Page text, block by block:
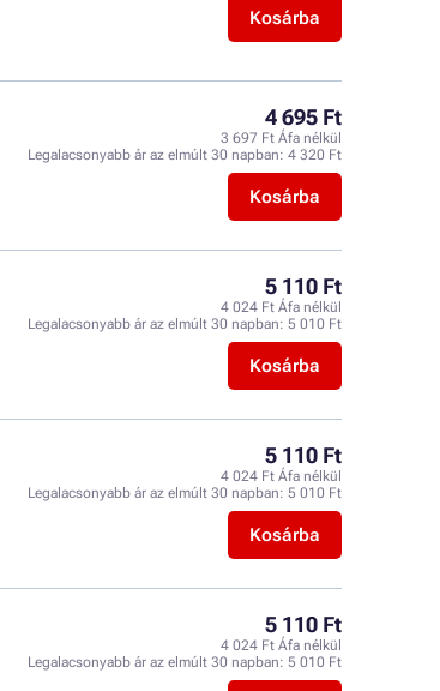
Kosárba
4 695 Ft
3 697 Ft Áfa nélkül
Legalacsonyabb ár az elmúlt 30 napban: 4 320 Ft
Kosárba
5 110 Ft
4 024 Ft Áfa nélkül
Legalacsonyabb ár az elmúlt 30 napban: 5 010 Ft
Kosárba
5 110 Ft
4 024 Ft Áfa nélkül
Legalacsonyabb ár az elmúlt 30 napban: 5 010 Ft
Kosárba
5 110 Ft
4 024 Ft Áfa nélkül
Legalacsonyabb ár az elmúlt 30 napban: 5 010 Ft